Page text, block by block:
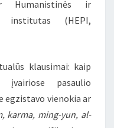
Humanistinės ir
institutas (HEPI,
klausimai: kaip
įvairiose pasaulio
egzistavo vienokia ar
karma, ming-yun, al-